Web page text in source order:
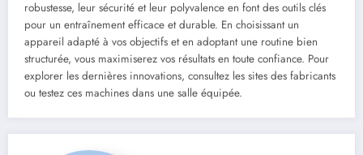
robustesse, leur sécurité et leur polyvalence en font des outils clés
pour un entraînement efficace et durable. En choisissant un
appareil adapté à vos objectifs et en adoptant une routine bien
structurée, vous maximiserez vos résultats en toute confiance. Pour
explorer les dernières innovations, consultez les sites des fabricants
ou testez ces machines dans une salle équipée.